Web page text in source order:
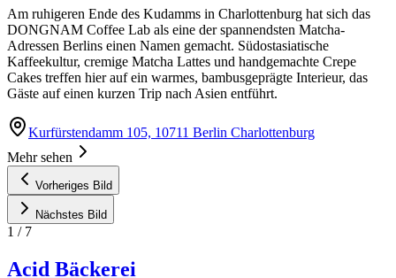
Am ruhigeren Ende des Kudamms in Charlottenburg hat sich das
DONGNAM Coffee Lab als eine der spannendsten Matcha-
Adressen Berlins einen Namen gemacht. Südostasiatische
Kaffeekultur, cremige Matcha Lattes und handgemachte Crepe
Cakes treffen hier auf ein warmes, bambusgeprägte Interieur, das
Gäste auf einen kurzen Trip nach Asien entführt.
Kurfürstendamm 105, 10711 Berlin Charlottenburg
Mehr sehen
Vorheriges Bild
Nächstes Bild
1 / 7
Acid Bäckerei